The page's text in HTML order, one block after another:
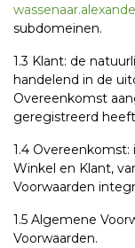
subdomeinen.
1.3 Klant: de
handelend in de
Overeenkomst
geregistreerd
1.4
Winkel en Klant,
Voorwaarden
1.5 Algemene
Voorwaarden.